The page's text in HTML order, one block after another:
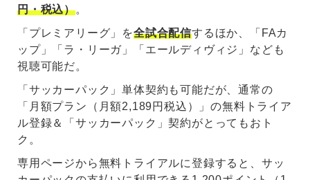
円・税込）。
「プレミアリーグ」を全試合配信するほか、「FAカ
ップ」「ラ・リーガ」「エールディヴィジ」なども
視聴可能だ。
「サッカーパック」単体契約も可能だが、通常の
「月額プラン（月額2,189円税込）」の無料トライア
ル登録＆「サッカーパック」契約がとってもおト
ク。
専用ページから無料トライアルに登録すると、サッ